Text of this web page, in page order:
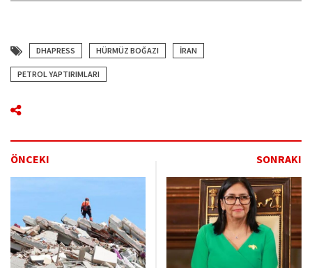
DHAPRESS HÜRMÜZ BOĞAZI İRAN
PETROL YAPTIRIMLARI
ÖNCEKI SONRAKI